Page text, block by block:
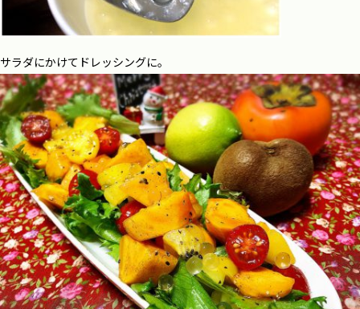
サラダにかけてドレッシングに。